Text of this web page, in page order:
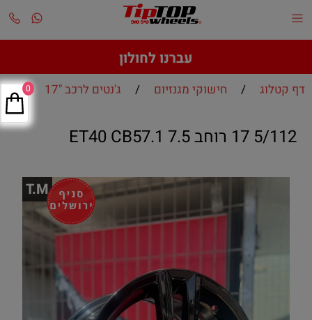
עברנו לחולון
דף קטלוג / חישוקי מגנזיום / ג'נטים לרכב "17
5/112 17 רוחב 7.5 ET40 CB57.1
T.M
0